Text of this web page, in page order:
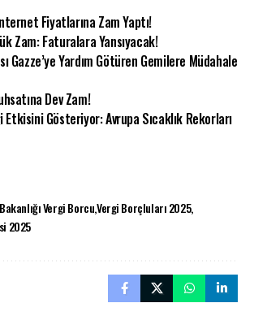
Fiyatlarına Zam Yaptı!
Zam: Faturalara Yansıyacak!
Gazze’ye Yardım Götüren Gemilere Müdahale
Dev Zam!
Gösteriyor: Avrupa Sıcaklık Rekorları
Vergi BorcuVergi Borçluları 2025
2025